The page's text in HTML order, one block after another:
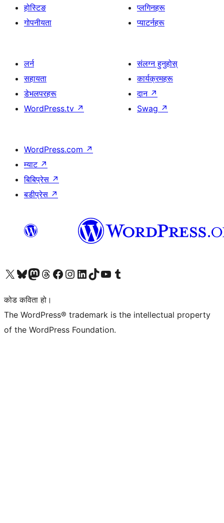
होस्टिङ
गोपनीयता
प्लगिनहरू
प्याटर्नहरू
लर्न
सहायता
डेभलपरहरू
WordPress.tv ↗
संलग्न हुनुहोस्
कार्यक्रमहरू
दान ↗
Swag ↗
WordPress.com ↗
म्याट ↗
बिबिप्रेस ↗
बडीप्रेस ↗
हाम्रो X (पहिले ट्विटर) खातामा जानुहोस्
हाम्रो Bluesky खाता भ्रमण गर्नुहोस्
हाम्रो म्यास्टोडन खाता भ्रमण गर्नुहोस्
हाम्रो थ्रेड्स खातामा जानुहोस्
हाम्रो फेसबुक पेजमा जानुहोस्
हाम्रो इन्स्टाग्राम खातामा जानुहोस्
हाम्रो लिङ्क्डइन खातामा जानुहोस्
हाम्रो TikTok खाता भ्रमण गर्नुहोस्
हाम्रो युट्युब च्यानलमा जानुहोस्
हाम्रो टम्बलर खाता भ्रमण गर्नुहोस्
कोड कविता हो।
The WordPress® trademark is the intellectual property
of the WordPress Foundation.